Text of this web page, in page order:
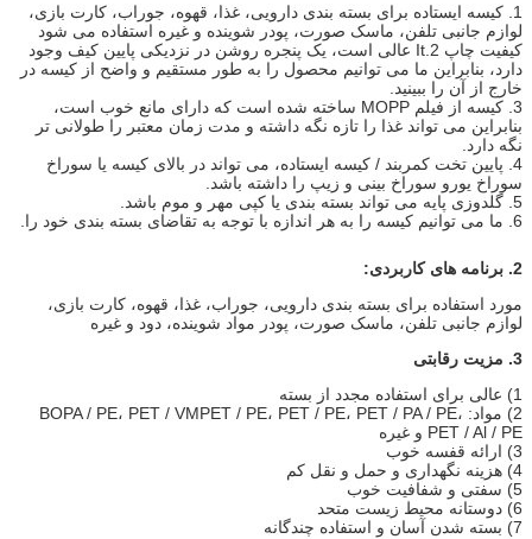
1. کیسه ایستاده برای بسته بندی دارویی، غذا، قهوه، جوراب، کارت بازی،
لوازم جانبی تلفن، ماسک صورت، پودر شوینده و غیره استفاده می شود
کیفیت چاپ 2.It عالی است، یک پنجره روشن در نزدیکی پایین کیف وجود
دارد، بنابراین ما می توانیم محصول را به طور مستقیم و واضح از کیسه در
خارج از آن را ببینید.
3. کیسه از فیلم MOPP ساخته شده است که دارای مانع خوب است،
بنابراین می تواند غذا را تازه نگه داشته و مدت زمان معتبر را طولانی تر
نگه دارد.
4. پایین تخت کمربند / کیسه ایستاده، می تواند در بالای کیسه یا سوراخ
سوراخ یورو سوراخ بینی و زیپ را داشته باشد.
5. گلدوزی پایه می تواند بسته بندی یا کپی مهر و موم باشد.
6. ما می توانیم کیسه را به هر اندازه با توجه به تقاضای بسته بندی خود را.
2. برنامه های کاربردی:
مورد استفاده برای بسته بندی دارویی، جوراب، غذا، قهوه، کارت بازی،
لوازم جانبی تلفن، ماسک صورت، پودر مواد شوینده، دود و غیره
3. مزیت رقابتی
1) عالی برای استفاده مجدد از بسته
2) مواد: BOPA / PE، PET / VMPET / PE، PET / PE، PET / PA / PE،
PET / Al / PE و غیره
3) ارائه قفسه خوب
4) هزینه نگهداری و حمل و نقل کم
5) سفتی و شفافیت خوب
6) دوستانه محیط زیست متحد
7) بسته شدن آسان و استفاده چندگانه